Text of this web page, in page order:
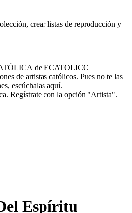
crear listas de reproducción y
de ECATOLICO
de artistas católicos. Pues no te las
escúchalas aquí.
Regístrate con la opción "Artista".
Espíritu